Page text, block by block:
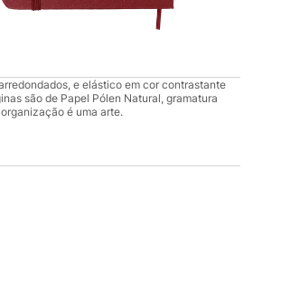
e elástico em cor contrastante
são de Papel Pólen Natural, gramatura
é uma arte.